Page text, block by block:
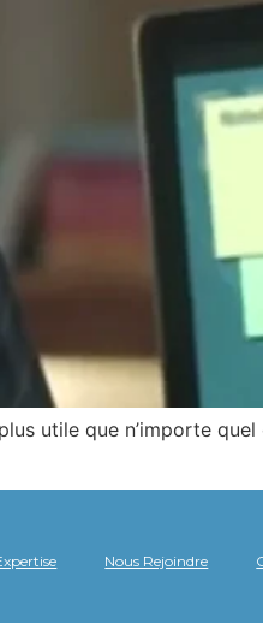
utile que n’importe
Nous Rejoindre